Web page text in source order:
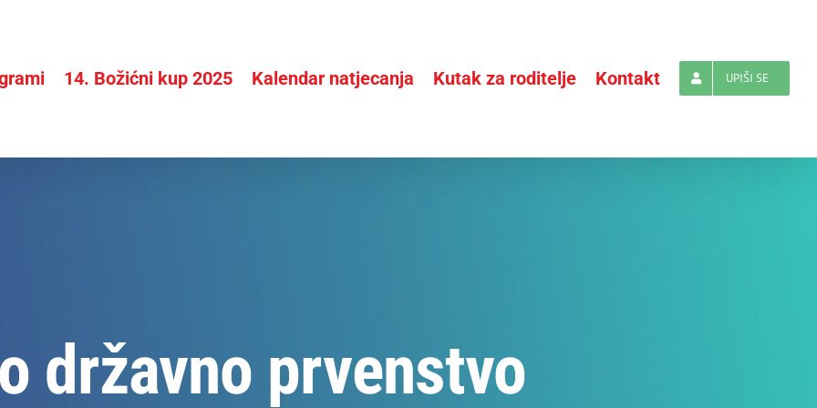
14. Božićni kup 2025 Kalendar natjecanja Kutak za roditelje Kontakt UPIŠI SE
državno prvenstvo